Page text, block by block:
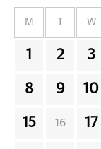
M W
1 2 3
8 9 10
15 16 17